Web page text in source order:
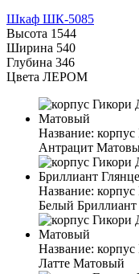
Шкаф ШК-5085
Высота 1544
Ширина 540
Глубина 346
Цвета ЛЕРОМ
Название:
Антрацит
Название:
Белый
Название:
Латте Матовый